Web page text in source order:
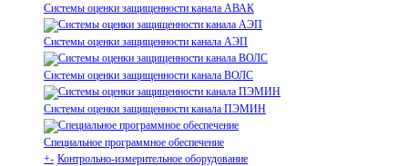
Системы оценки защищенности канала АВАК
Системы оценки защищенности канала АЭП
Системы оценки защищенности канала ВОЛС
Системы оценки защищенности канала ПЭМИН
Специальное программное обеспечение
+- Контрольно-измерительное оборудование